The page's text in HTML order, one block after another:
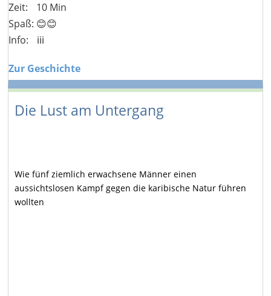
Zeit:
10 Min
Spaß: 😊😊
Info:
ℹ️ℹ️ℹ️
Zur Geschichte
Die Lust am Untergang
Wie fünf ziemlich erwachsene Männer einen
aussichtslosen Kampf gegen die karibische Natur führen
wollten